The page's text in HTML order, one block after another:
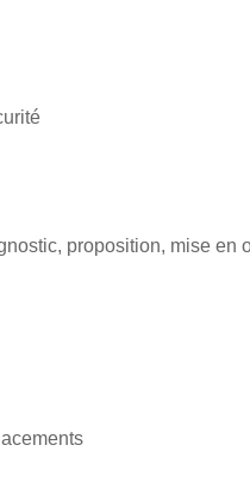
proposition, mise en